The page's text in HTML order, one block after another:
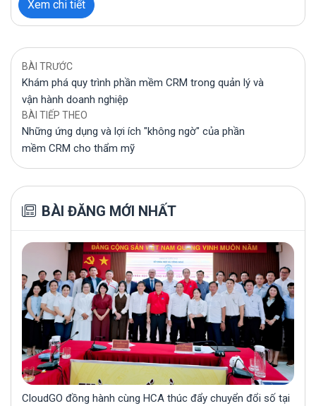
Xem chi tiết
BÀI TRƯỚC
Khám phá quy trình phần mềm CRM trong quản lý và
vận hành doanh nghiệp
BÀI TIẾP THEO
Những ứng dụng và lợi ích "không ngờ" của phần
mềm CRM cho thẩm mỹ
BÀI ĐĂNG MỚI NHẤT
CloudGO đồng hành cùng HCA thúc đẩy chuyển đổi số tại